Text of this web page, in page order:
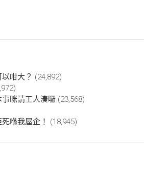
咁大？ (24,892)
咪請工人湊囉 (23,568)
喺我屋企！
(18,945)